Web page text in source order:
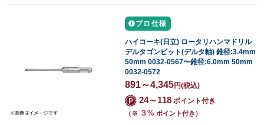
プロ仕様
ハイコーキ(日立) ロータリハンマドリル
デルタゴンビット(デルタ軸) 錐径:3.4mm
50mm 0032-0567〜錐径:6.0mm 50mm
0032-0572
891～4,345円(税込)
24～118 ポイント付き
（※ ３% ポイント付き）